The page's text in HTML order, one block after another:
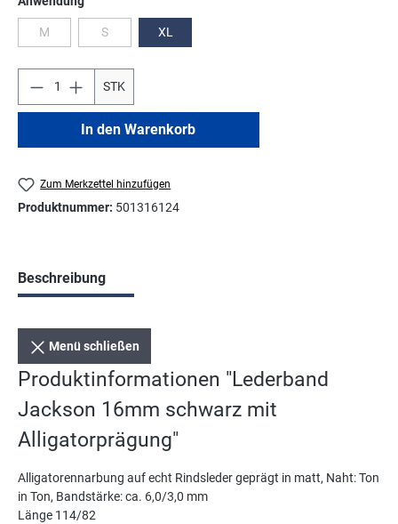
M(Diese Option ist zurzeit nicht verfügbar.)
S(Diese Option ist zurzeit nicht verfügbar.)
XL
STK
In den Warenkorb
Zum Merkzettel hinzufügen
Produktnummer: 501316124
Beschreibung
Menü schließen
Produktinformationen "Lederband
Jackson 16mm schwarz mit
Alligatorprägung"
Alligatorennarbung auf echt Rindsleder geprägt in matt, Naht: Ton
in Ton, Bandstärke: ca. 6,0/3,0 mm
Länge 114/82